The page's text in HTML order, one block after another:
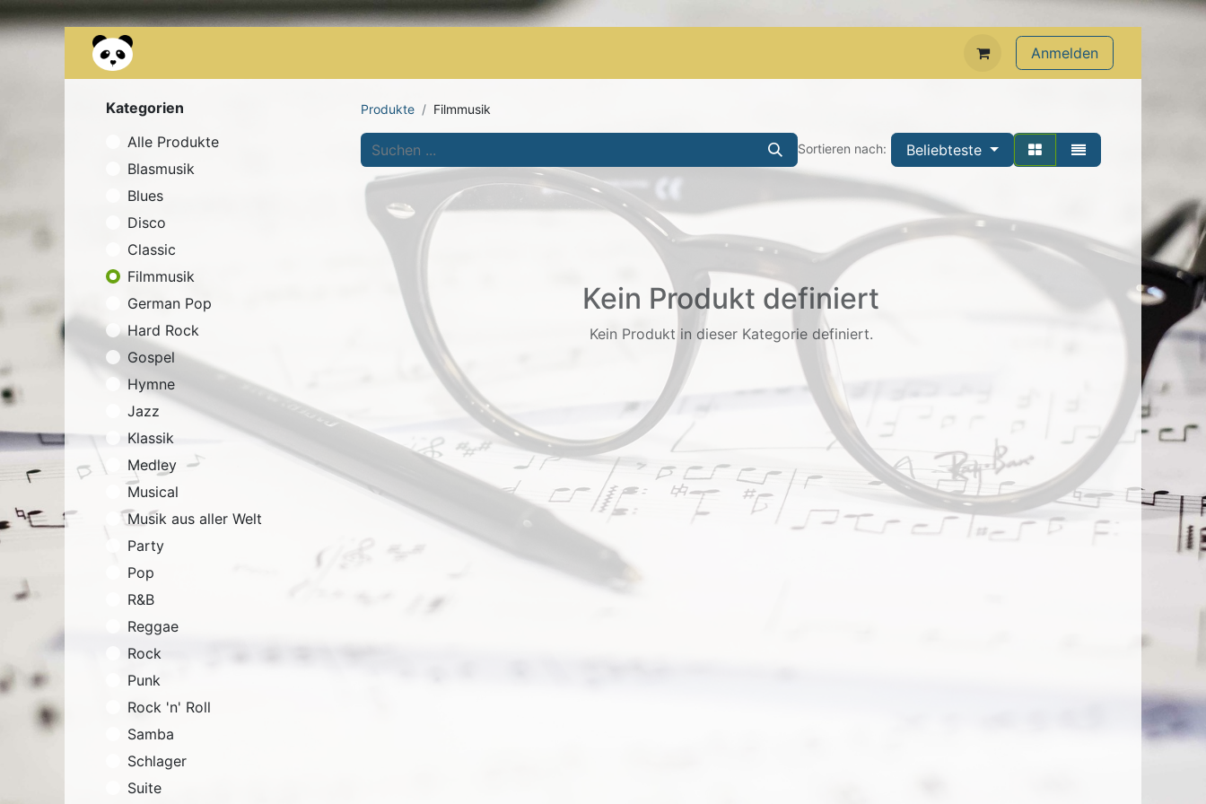
Anmelden
Kategorien
Alle Produkte
Blasmusik
Blues
Disco
Classic
Filmmusik
German Pop
Hard Rock
Gospel
Hymne
Jazz
Klassik
Medley
Musical
Musik aus aller Welt
Party
Pop
R&B
Reggae
Rock
Punk
Rock 'n' Roll
Samba
Schlager
Suite
Produkte Filmmusik
Sortieren nach: Beliebteste
Kein Produkt definiert
Kein Produkt in dieser Kategorie definiert.